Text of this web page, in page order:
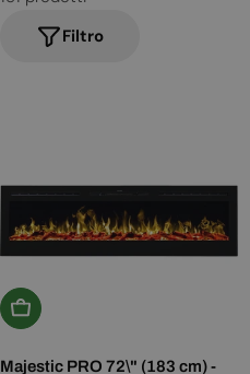
Filtro
Aggiungi Al Carrello
Majestic PRO 72\" (183 cm) -